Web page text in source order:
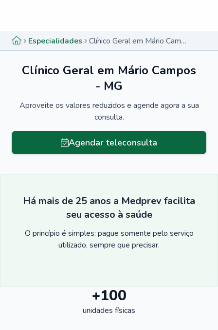
Especialidades Clínico Geral em Mário Campos - MG
Clínico Geral em Mário Campos
- MG
Aproveite os valores reduzidos e agende agora a sua
consulta.
Agendar teleconsulta
Há mais de 25 anos a Medprev facilita
seu acesso à saúde
O princípio é simples: pague somente pelo serviço
utilizado, sempre que precisar.
+100
unidades físicas